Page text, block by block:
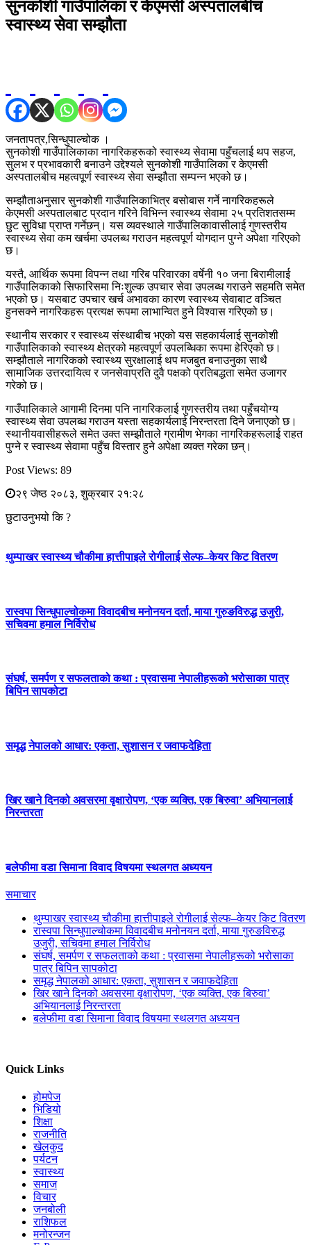
सुनकोशी गाउँपालिका र केएमसी अस्पतालबीच
स्वास्थ्य सेवा सम्झौता
जनतापत्र,सिन्धुपाल्चोक ।
सुनकोशी गाउँपालिकाका नागरिकहरूको स्वास्थ्य सेवामा पहुँचलाई थप सहज,
सुलभ र प्रभावकारी बनाउने उद्देश्यले सुनकोशी गाउँपालिका र केएमसी
अस्पतालबीच महत्वपूर्ण स्वास्थ्य सेवा सम्झौता सम्पन्न भएको छ।
सम्झौताअनुसार सुनकोशी गाउँपालिकाभित्र बसोबास गर्ने नागरिकहरूले
केएमसी अस्पतालबाट प्रदान गरिने विभिन्न स्वास्थ्य सेवामा २५ प्रतिशतसम्म
छुट सुविधा प्राप्त गर्नेछन्। यस व्यवस्थाले गाउँपालिकावासीलाई गुणस्तरीय
स्वास्थ्य सेवा कम खर्चमा उपलब्ध गराउन महत्वपूर्ण योगदान पुग्ने अपेक्षा गरिएको
छ।
यस्तै, आर्थिक रूपमा विपन्न तथा गरिब परिवारका वर्षेनी १० जना बिरामीलाई
गाउँपालिकाको सिफारिसमा निःशुल्क उपचार सेवा उपलब्ध गराउने सहमति समेत
भएको छ। यसबाट उपचार खर्च अभावका कारण स्वास्थ्य सेवाबाट वञ्चित
हुनसक्ने नागरिकहरू प्रत्यक्ष रूपमा लाभान्वित हुने विश्वास गरिएको छ।
स्थानीय सरकार र स्वास्थ्य संस्थाबीच भएको यस सहकार्यलाई सुनकोशी
गाउँपालिकाको स्वास्थ्य क्षेत्रको महत्वपूर्ण उपलब्धिका रूपमा हेरिएको छ।
सम्झौताले नागरिकको स्वास्थ्य सुरक्षालाई थप मजबुत बनाउनुका साथै
सामाजिक उत्तरदायित्व र जनसेवाप्रति दुवै पक्षको प्रतिबद्धता समेत उजागर
गरेको छ।
गाउँपालिकाले आगामी दिनमा पनि नागरिकलाई गुणस्तरीय तथा पहुँचयोग्य
स्वास्थ्य सेवा उपलब्ध गराउन यस्ता सहकार्यलाई निरन्तरता दिने जनाएको छ।
स्थानीयवासीहरूले समेत उक्त सम्झौताले ग्रामीण भेगका नागरिकहरूलाई राहत
पुग्ने र स्वास्थ्य सेवामा पहुँच विस्तार हुने अपेक्षा व्यक्त गरेका छन्।
Post Views: 89
२९ जेष्ठ २०८३, शुक्रबार २१:२८
छुटाउनुभयो कि ?
थुम्पाखर स्वास्थ्य चौकीमा हात्तीपाइले रोगीलाई सेल्फ–केयर किट वितरण
रास्वपा सिन्धुपाल्चोकमा विवादबीच मनोनयन दर्ता, माया गुरुङविरुद्ध उजुरी,
सचिवमा हमाल निर्विरोध
संघर्ष, समर्पण र सफलताको कथा : प्रवासमा नेपालीहरूको भरोसाका पात्र
बिपिन सापकोटा
समृद्ध नेपालको आधार: एकता, सुशासन र जवाफदेहिता
खिर खाने दिनको अवसरमा वृक्षारोपण, ‘एक व्यक्ति, एक बिरुवा’ अभियानलाई
निरन्तरता
बलेफीमा वडा सिमाना विवाद विषयमा स्थलगत अध्ययन
समाचार
थुम्पाखर स्वास्थ्य चौकीमा हात्तीपाइले रोगीलाई सेल्फ–केयर किट वितरण
रास्वपा सिन्धुपाल्चोकमा विवादबीच मनोनयन दर्ता, माया गुरुङविरुद्ध
उजुरी, सचिवमा हमाल निर्विरोध
संघर्ष, समर्पण र सफलताको कथा : प्रवासमा नेपालीहरूको भरोसाका
पात्र बिपिन सापकोटा
समृद्ध नेपालको आधार: एकता, सुशासन र जवाफदेहिता
खिर खाने दिनको अवसरमा वृक्षारोपण, ‘एक व्यक्ति, एक बिरुवा’
अभियानलाई निरन्तरता
बलेफीमा वडा सिमाना विवाद विषयमा स्थलगत अध्ययन
Quick Links
होमपेज
भिडियो
शिक्षा
राजनीति
खेलकुद
पर्यटन
स्वास्थ्य
समाज
विचार
जनबोली
राशिफल
मनोरन्जन